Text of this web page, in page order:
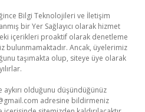
Bilgi Teknolojileri ve İletişim
bir Yer Sağlayıcı olarak hizmet
içerikleri proaktif olarak denetleme
bulunmamaktadır. Ancak, üyelerimiz
taşımakta olup, siteye üye olarak
olduğunu düşündüğünüz
adresine bildirmeniz